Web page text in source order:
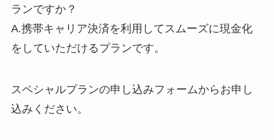
ランですか？
A.携帯キャリア決済を利用してスムーズに現金化
をしていただけるプランです。
スペシャルプランの申し込みフォームからお申し
込みください。